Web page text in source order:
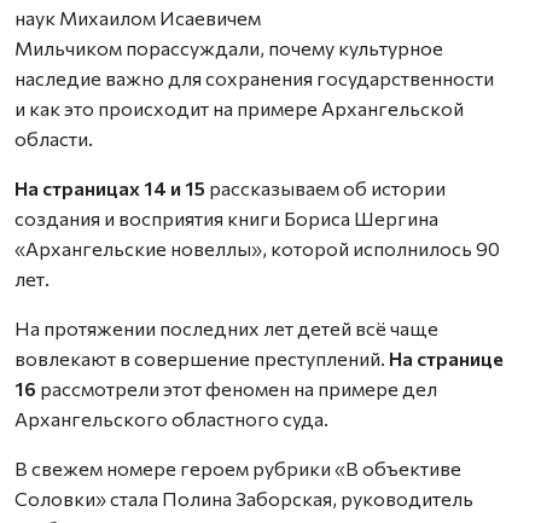
наук Михаилом Исаевичем
Мильчиком порассуждали, почему культурное
наследие важно для сохранения государственности
и как это происходит на примере Архангельской
области.
На страницах 14 и 15 рассказываем об истории
создания и восприятия книги Бориса Шергина
«Архангельские новеллы», которой исполнилось 90
лет.
На протяжении последних лет детей всё чаще
вовлекают в совершение преступлений. На странице
16 рассмотрели этот феномен на примере дел
Архангельского областного суда.
В свежем номере героем рубрики «В объективе
Соловки» стала Полина Заборская, руководитель